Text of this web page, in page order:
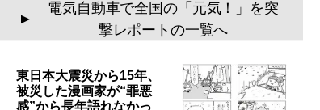
▲
電気自動車で全国の「元気！」を突
撃レポートの一覧へ
東日本大震災から15年、
被災した漫画家が“罪悪
感”から長年語れなかっ